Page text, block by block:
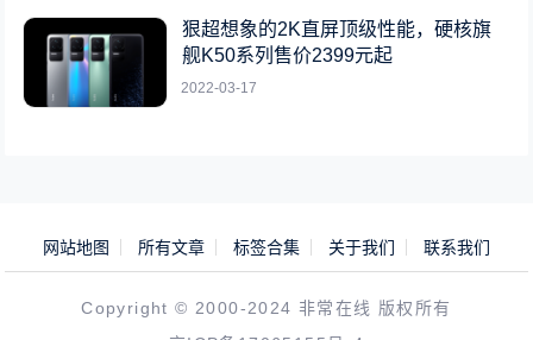
狠超想象的2K直屏顶级性能，硬核旗
舰K50系列售价2399元起
2022-03-17
网站地图 所有文章 标签合集 关于我们 联系我们
Copyright © 2000-2024 非常在线 版权所有